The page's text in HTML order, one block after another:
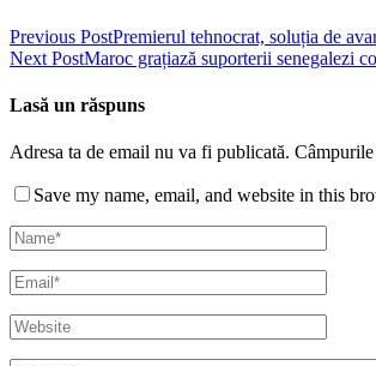
Previous PostPremierul tehnocrat, soluția de
Next PostMaroc grațiază suporterii senegalezi
Lasă un răspuns
Adresa ta de email nu va fi publicată.
Save my name, email, and website in this